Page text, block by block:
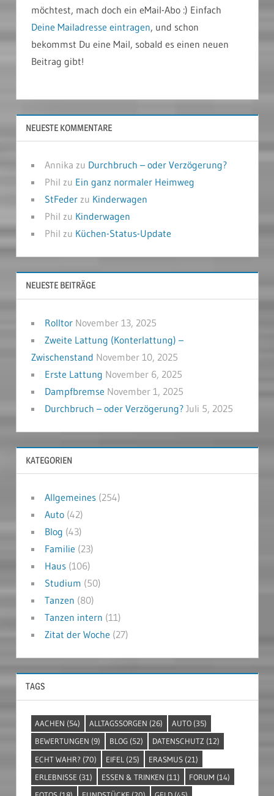
möchtest, mach doch ein eMail-Abo :) Einfach
Deine Mailadresse eintragen, und schon
bekommst Du eine Mail, sobald es einen neuen
Beitrag gibt!
NEUESTE KOMMENTARE
Annika zu Durchbruch – oder Verzögerung?
Phil zu Ein ganz normaler Heimweg
StFederzu Kinderwagen
Phil zu Kinderwagen
Phil zu Küchen-Status-Update
NEUESTE BEITRÄGE
Rolltor November 13, 2025
Zweite Lattung (Konterlattung) –
Zwischenstand November 10, 2025
Erste Lattung November 6, 2025
Dampfbremse November 1, 2025
Durchbruch – oder Verzögerung? Juli 5, 2025
KATEGORIEN
Allgemeines(254)
Auto(42)
Blog (43)
Familie (23)
Haus(106)
Studium (50)
Tanzen (80)
Tanzen intern (11)
Zitat der Woche (27)
TAGS
AACHEN (54) ALLTAGSSORGEN (26) AUTO (35)
BEWERTUNGEN (9) BLOG (52) DATENSCHUTZ (12)
ECHT WAHR? (70) EIFEL (25) ERASMUS (21)
ERLEBNISSE (31) ESSEN & TRINKEN (11) FORUM (14)